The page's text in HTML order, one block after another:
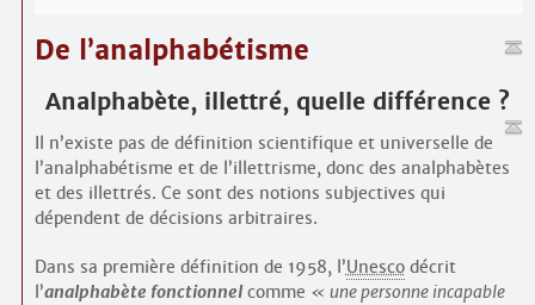
De l’analpha­bétisme
Analpha­bète, illettré, quelle différence ?
Il n’existe pas de définition scientifique et universelle de
l’analpha­bétisme et de l’illettrisme, donc des analpha­bètes
et des illettrés. Ce sont des notions subjectives qui
dépendent de décisions arbitraires.
Dans sa première définition de 1958, l’Unescodécrit
l’analpha­bète fonctionnelcomme
une personne incapable